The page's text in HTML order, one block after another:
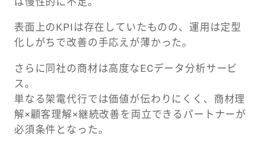
表面上のKPIは存在していたものの、運用は定型
化しがちで改善の手応えが薄かった。
さらに同社の商材は高度なECデータ分析サービ
ス。
単なる架電代行では価値が伝わりにくく、商材理
解×顧客理解×継続改善を両立できるパートナーが
必須条件となった。